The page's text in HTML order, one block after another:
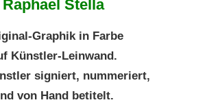
Raphael Stella
Graphik in Farbe
Künstler-Leinwand.
signiert, nummeriert,
von Hand betitelt.